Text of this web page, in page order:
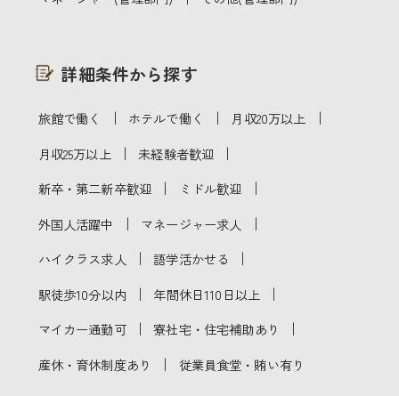
詳細条件から探す
旅館で働く ｜ ホテルで働く ｜ 月収20万以上 ｜
月収25万以上 ｜ 未経験者歓迎 ｜
新卒・第二新卒歓迎 ｜ ミドル歓迎 ｜
外国人活躍中 ｜ マネージャー求人 ｜
ハイクラス求人 ｜ 語学活かせる ｜
駅徒歩10分以内 ｜ 年間休日110日以上 ｜
マイカー通勤可 ｜ 寮社宅・住宅補助あり ｜
産休・育休制度あり ｜ 従業員食堂・賄い有り